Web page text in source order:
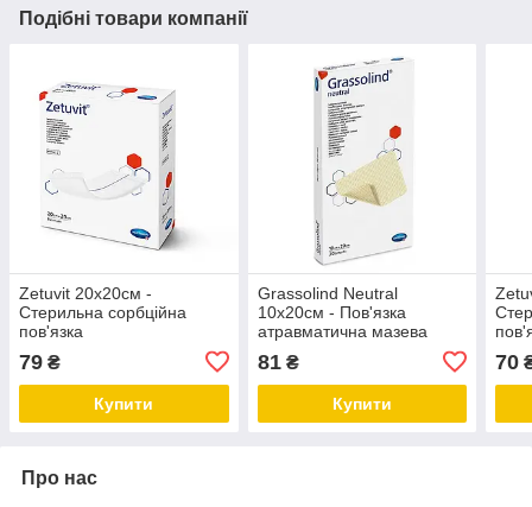
Подібні товари компанії
Zetuvit 20x20см -
Стерильна сорбційна
пов'язка
79 ₴
Купити
Grassolind Neutral
10х20см - Пов'язка
атравматична мазева
81₴
Купити
70
Про нас